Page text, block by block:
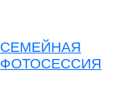
СЕМЕЙНАЯ
ФОТОСЕССИЯ